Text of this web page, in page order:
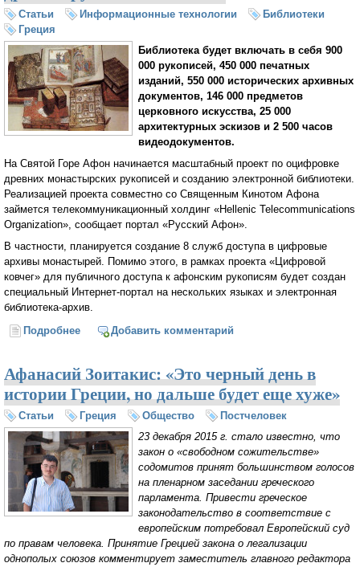
Статьи Информационные технологии
Библиотеки
Греция
Библиотека будет включать в себя 900
000 рукописей, 450 000 печатных
изданий, 550 000 исторических архивных
документов, 146 000 предметов
церковного искусства, 25 000
архитектурных эскизов и 2 500 часов
видеодокументов.
На Святой Горе Афон начинается масштабный проект по оцифровке
древних монастырских рукописей и созданию электронной библиотеки.
Реализацией проекта совместно со Священным Кинотом Афона
займется телекоммуникационный холдинг «Hellenic Telecommunications
Organization», сообщает портал «Русский Афон».
В частности, планируется создание 8 служб доступа в цифровые
архивы монастырей. Помимо этого, в рамках проекта «Цифровой
ковчег» для публичного доступа к афонским рукописям будет создан
специальный Интернет-портал на нескольких языках и электронная
библиотека-архив.
Подробнее о На Афоне появится электронная библиотека
Добавить комментарий
Афанасий Зоитакис: «Это черный день в
истории Греции, но дальше будет еще хуже»
Статьи Греция Общество
Постчеловек
23 декабря 2015 г. стало известно, что
закон о «свободном сожительстве»
содомитов принят большинством голосов
на пленарном заседании греческого
парламента. Привести греческое
законодательство в соответствие с
европейским потребовал Европейский суд
по правам человека. Принятие Грецией закона о легализации
однополых союзов комментирует заместитель главного редактора